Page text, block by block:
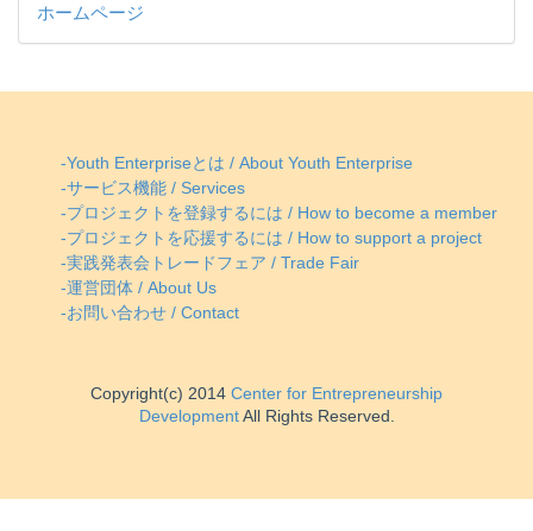
ホームページ
-Youth Enterpriseとは / About Youth Enterprise
-サービス機能 / Services
-プロジェクトを登録するには / How to become a member
-プロジェクトを応援するには / How to support a project
-実践発表会トレードフェア / Trade Fair
-運営団体 / About Us
-お問い合わせ / Contact
Copyright(c) 2014 Center for Entrepreneurship
DevelopmentAll Rights Reserved.